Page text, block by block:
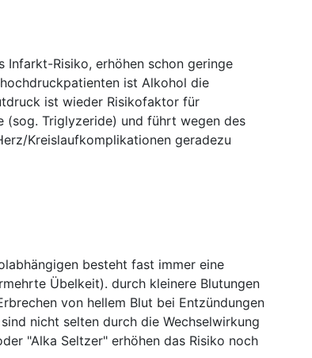
Infarkt-Risiko, erhöhen schon geringe
ist Alkohol die
ist wieder Risikofaktor für
(sog. Triglyzeride) und führt wegen des
Kreislaufkomplikationen geradezu
besteht fast immer eine
Übelkeit). durch kleinere Blutungen
von hellem Blut bei Entzündungen
nicht selten durch die Wechselwirkung
"Alka Seltzer" erhöhen das Risiko noch